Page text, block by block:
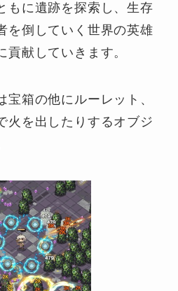
もに遺跡を探索し、生存
を倒していく世界の英雄
貢献していきます。
箱の他にルーレット、
火を出したりするオブジ